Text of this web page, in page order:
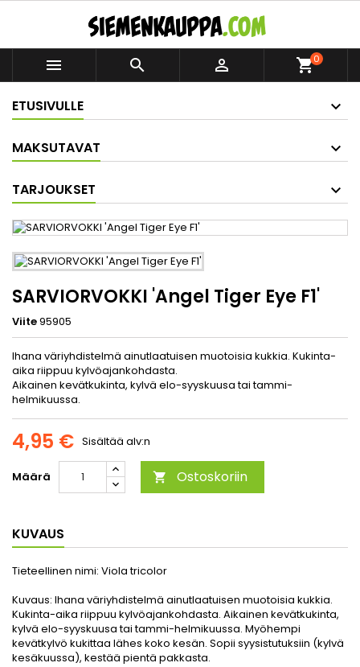
   shopping_cart0
ETUSIVULLE
MAKSUTAVAT
TARJOUKSET
SARVIORVOKKI 'Angel Tiger Eye F1'
Viite95905
Ihana väriyhdistelmä ainutlaatuisen muotoisia kukkia. Kukinta-
aika riippuu kylvöajankohdasta.
Aikainen kevätkukinta, kylvä elo-syyskuusa tai tammi-
helmikuussa.
4,95 € Sisältää alv:n
Määrä  Ostoskoriin
KUVAUS
Tieteellinen nimi: Viola tricolor
Kuvaus: Ihana väriyhdistelmä ainutlaatuisen muotoisia kukkia.
Kukinta-aika riippuu kylvöajankohdasta. Aikainen kevätkukinta,
kylvä elo-syyskuusa tai tammi-helmikuussa. Myöhempi
kevätkylvö kukittaa lähes koko kesän. Sopii syysistutuksiin (kylvä
kesäkuussa), kestää pientä pakkasta.